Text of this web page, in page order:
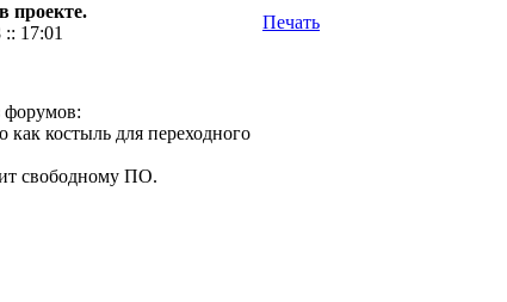
проекте.
17:01
Печать
форумов:
костыль для переходного
свободному ПО.